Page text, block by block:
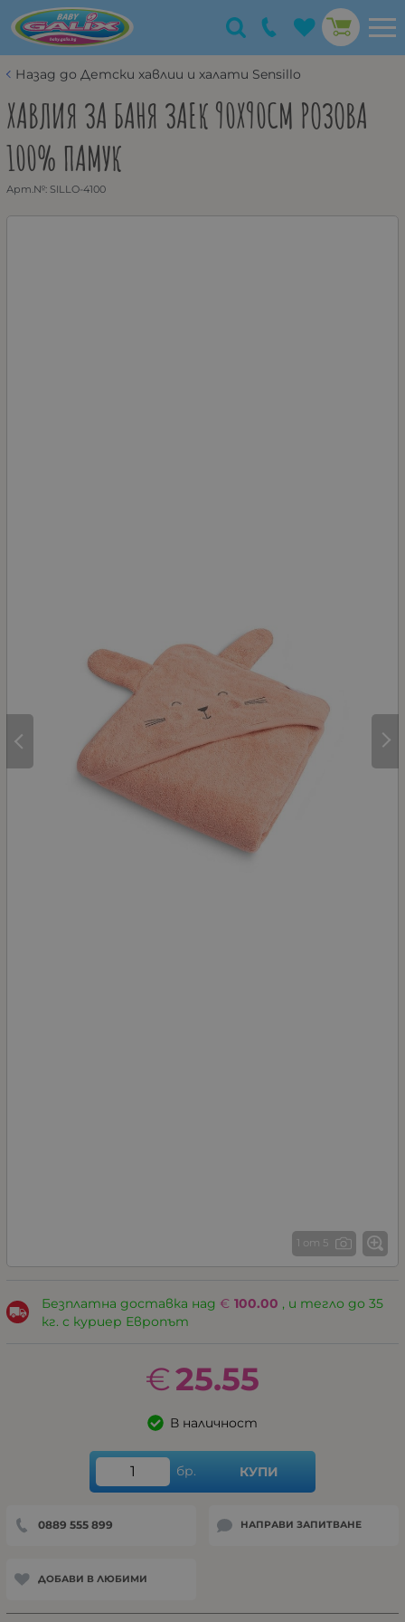
Назад до Детски хавлии и халати Sensillo
ХАВЛИЯ ЗА БАНЯ ЗАЕК 90Х90СМ РОЗОВА
100% ПАМУК
Арт.№: SILLO-4100
1 от 5
Безплатна доставка над 100.00
€
, и тегло до 35
кг. с куриер Европът
25.55
€
В наличност
бр. КУПИ
0889 555 899 НАПРАВИ ЗАПИТВАНЕ
ДОБАВИ В ЛЮБИМИ